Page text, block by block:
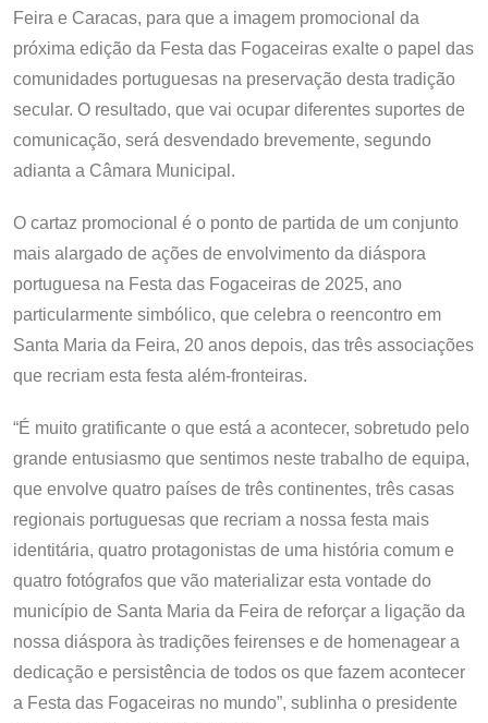
Feira e Caracas, para que a imagem promocional da
próxima edição da Festa das Fogaceiras exalte o papel das
comunidades portuguesas na preservação desta tradição
secular. O resultado, que vai ocupar diferentes suportes de
comunicação, será desvendado brevemente, segundo
adianta a Câmara Municipal.
O cartaz promocional é o ponto de partida de um conjunto
mais alargado de ações de envolvimento da diáspora
portuguesa na Festa das Fogaceiras de 2025, ano
particularmente simbólico, que celebra o reencontro em
Santa Maria da Feira, 20 anos depois, das três associações
que recriam esta festa além-fronteiras.
“É muito gratificante o que está a acontecer, sobretudo pelo
grande entusiasmo que sentimos neste trabalho de equipa,
que envolve quatro países de três continentes, três casas
regionais portuguesas que recriam a nossa festa mais
identitária, quatro protagonistas de uma história comum e
quatro fotógrafos que vão materializar esta vontade do
município de Santa Maria da Feira de reforçar a ligação da
nossa diáspora às tradições feirenses e de homenagear a
dedicação e persistência de todos os que fazem acontecer
a Festa das Fogaceiras no mundo”, sublinha o presidente